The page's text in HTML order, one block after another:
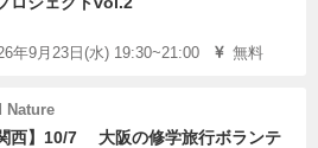
年9月23日(水) 19:30~21:00 無料
Nature
関西】10/7 大阪の修学旅行ボランテ